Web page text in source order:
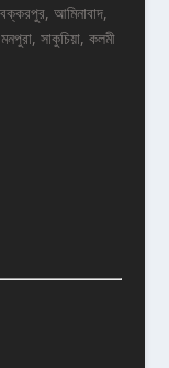
আমিনাবাদ,
সাকুচিয়া, কলমী